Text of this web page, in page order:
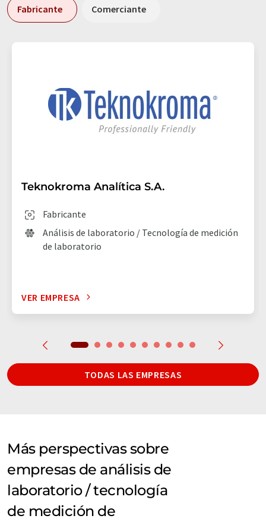
Fabricante Comerciante
Teknokroma Analítica S.A.
Fabricante
Análisis de laboratorio / Tecnología de medición
de laboratorio
VER EMPRESA
TODAS LAS EMPRESAS
Más perspectivas sobre
empresas de análisis de
laboratorio / tecnología
de medición de